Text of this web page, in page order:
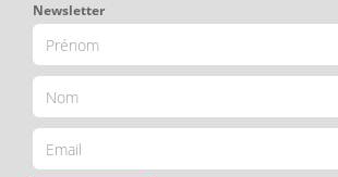
Newsletter